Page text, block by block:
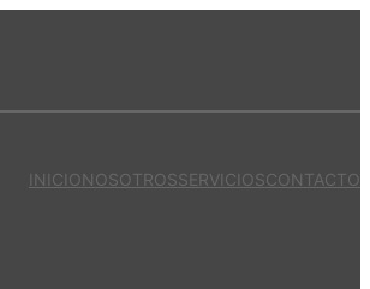
INICIONOSOTROSSERVICIOSCONTACTO